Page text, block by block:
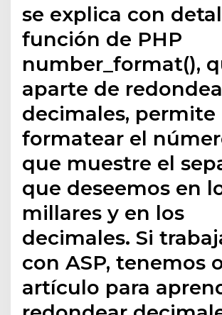
se explica con
función de PHP
number_format(),
aparte de
decimales, permite
formatear el
que muestre el
que deseemos en
millares y en los
decimales. Si
con ASP, tenemos
artículo para